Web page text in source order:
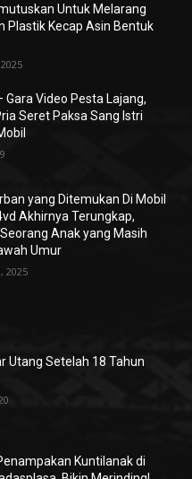
Untuk Melarang
Plastik Kecap Asin Bentuk
Gara Video Pesta Lajang,
Seret Paksa Sang Istri
yang Ditemukan Di Mobil
Akhirnya Terungkap,
Anak yang Masih
Umur
2025
Utang Setelah 18 Tahun
Kuntilanak di